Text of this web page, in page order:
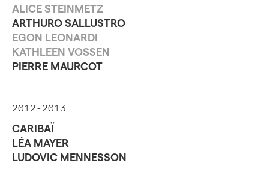
ALICE STEINMETZ
ARTHURO SALLUSTRO
EGON LEONARDI
KATHLEEN VOSSEN
PIERRE MAURCOT
2012-2013
CARIBAÏ
LÉA MAYER
LUDOVIC MENNESSON